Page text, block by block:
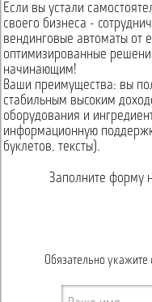
Если вы устали
своего бизнеса -
вендинговые автоматы от
оптимизированные
начинающим!
Ваши преимущества: вы
стабильным высоким
оборудования и
информационную
буклетов, тексты).
Заполните форму
Обязательно укажите